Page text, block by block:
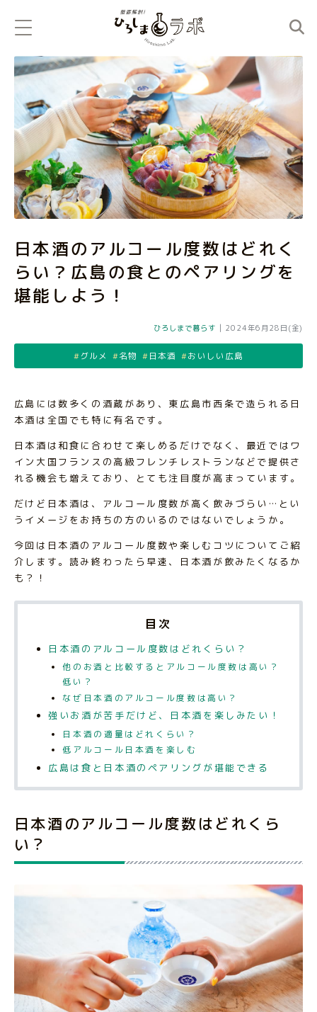
日本酒のアルコール度数はどれく
らい？広島の食とのペアリングを
堪能しよう！
ひろしまで暮らす | 2024年6月28日(金)
グルメ 名物 日本酒 おいしい広島
広島には数多くの酒蔵があり、東広島市西条で造られる日
本酒は全国でも特に有名です。
日本酒は和食に合わせて楽しめるだけでなく、最近ではワ
イン大国フランスの高級フレンチレストランなどで提供さ
れる機会も増えており、とても注目度が高まっています。
だけど日本酒は、アルコール度数が高く飲みづらい…とい
うイメージをお持ちの方のいるのではないでしょうか。
今回は日本酒のアルコール度数や楽しむコツについてご紹
介します。読み終わったら早速、日本酒が飲みたくなるか
も？！
目次
日本酒のアルコール度数はどれくらい？
他のお酒と比較するとアルコール度数は高い？
低い？
なぜ日本酒のアルコール度数は高い？
強いお酒が苦手だけど、日本酒を楽しみたい！
日本酒の適量はどれくらい？
低アルコール日本酒を楽しむ
広島は食と日本酒のペアリングが堪能できる
日本酒のアルコール度数はどれくら
い？